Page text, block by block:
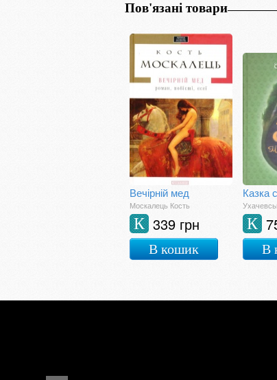
Пов'язані товари
Вечірній мед
Москалець Кость
339 грн
К
В кошик
К
В